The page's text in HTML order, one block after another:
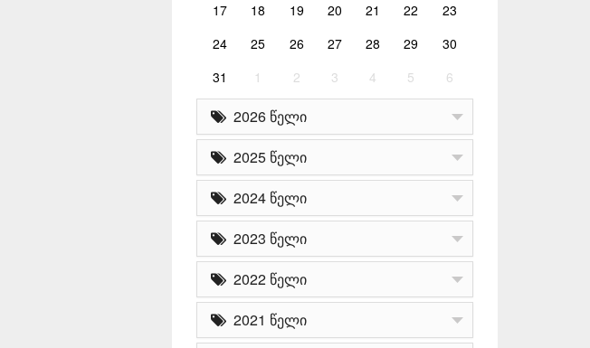
17
18 19 20 21 22
23
24
25 26 27 28 29
30
31
1 2 3 4 5 6
2026 წელი
2025 წელი
2024 წელი
2023 წელი
2022 წელი
2021 წელი